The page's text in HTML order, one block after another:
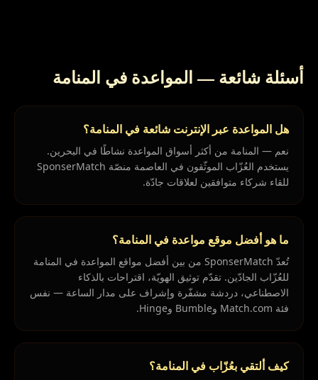
أسئلة شائعة — المواعدة في المنامة
هل المواعدة عبر الإنترنت شائعة في المنامة؟
نعم — المنامة من أكثر أسواق المواعدة نشاطًا في البحرين.
يستخدم العُزّاب الموثّقون في العاصمة منصّة SponserMatch
للقاء شركاء متوافقين لعلاقات جادّة.
ما هو أفضل موقع مواعدة في المنامة؟
تُعدّ SponserMatch من بين أفضل مواقع المواعدة في المنامة
للعُزّاب الجادّين. تقدّم توثيق الهويّة، اقتراحات بالذكاء
الاصطناعي، دردشة مشفّرة وإشراف على مدار الساعة — نفس
فئة Match.com وBumble وHinge.
كيف ألتقي بعُزّاب في المنامة؟